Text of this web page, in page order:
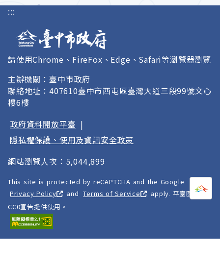
打開
:::
請使用Chrome、FireFox、Edge、Safari等瀏覽器瀏覽
主辦機關：臺中市政府
聯絡地址：407610臺中市西屯區臺灣大道三段99號文心
樓6樓
政府資料開放平臺 |
隱私權保護、使用及資訊安全政策
網站瀏覽人次：5,044,899
This site is protected by reCAPTCHA and the Google
Privacy Policy
and Terms of Service
apply. 平臺圖像以
CC0宣告提供使用。